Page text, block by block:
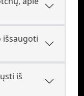
išsaugoti
iš